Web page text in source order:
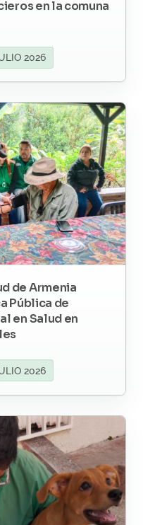
en la comuna
2026
de Armenia
Pública de
en Salud en
2026